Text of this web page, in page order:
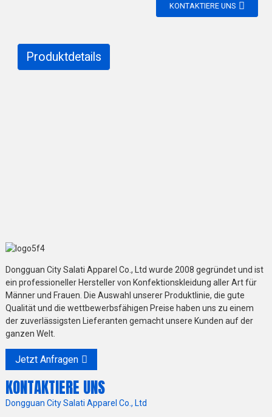
KONTAKTIERE UNS
Produktdetails
Dongguan City Salati Apparel Co., Ltd wurde 2008 gegründet und ist
ein professioneller Hersteller von Konfektionskleidung aller Art für
Männer und Frauen. Die Auswahl unserer Produktlinie, die gute
Qualität und die wettbewerbsfähigen Preise haben uns zu einem
der zuverlässigsten Lieferanten gemacht unsere Kunden auf der
ganzen Welt.
Jetzt Anfragen
KONTAKTIERE UNS
Dongguan City Salati Apparel Co., Ltd